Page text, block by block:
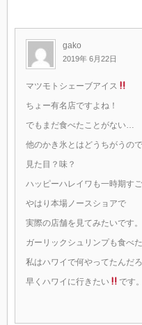
gako
2019年 6月22日
マツモトシェーブアイス
ちょー有名店ですよね！
でもまだ食べたことがない…
他のかき氷とはどうちがうので
見た目？味？
ハッピーハレイワも一時期す
やはり本場ノースショアで
実際の店舗を見てみたいです。
ガーリックシュリンプも食べた
私はハワイで何やってたんだ
早くハワイに行きたい
です。